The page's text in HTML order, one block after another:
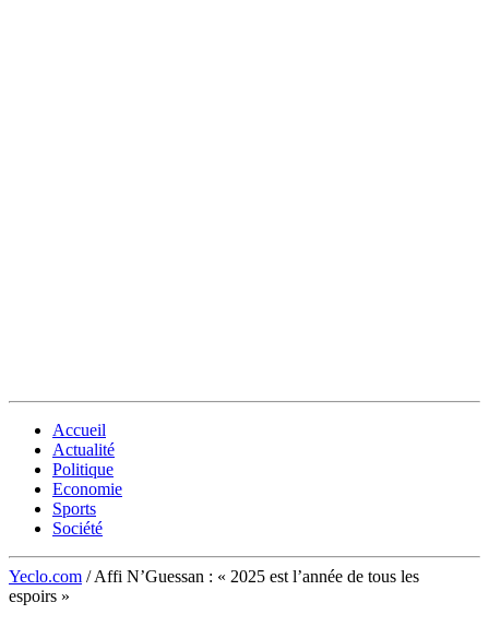
Accueil
Actualité
Politique
Economie
Sports
Société
Yeclo.com / Affi N’Guessan : « 2025 est l’année de tous les
espoirs »